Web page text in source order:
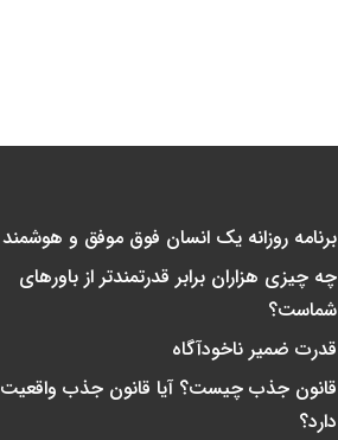
برنامه روزانه یک انسان فوق موفق و هوشمند
چه چیزی هزاران برابر قدرتمندتر از باورهای
شماست؟
قدرت ضمیر ناخودآگاه
قانون جذب چیست؟ آیا قانون جذب واقعیت
دارد؟